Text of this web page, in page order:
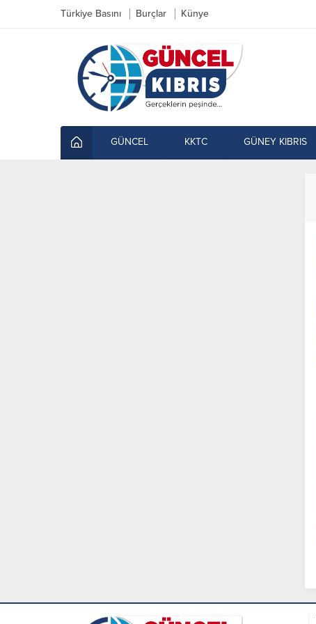
Türkiye Basını Burçlar Künye
GÜNCEL KKTC GÜNEY KIBRIS